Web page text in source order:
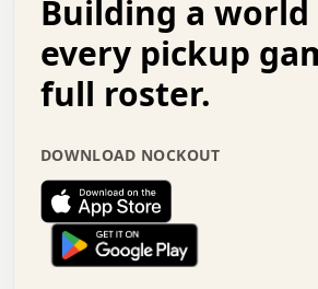
.   .   .   .   .   .   .   .
.   .   .   .   +   .   .   .
.   :   .   .   .   .   .   .   .
.   .   x   .   .   .   .   .
.   .   .   .   :   .   .   .   .
.   .   .   .   .   .   .   :   .
.   .   .   .   .   .   .   +
.   .   .   .   .   :   +   .
.   .   .   .   .   .   .   .
.   .   :   o   .   .   .   .
.   o   .   .   .   .   x   .
Building a
every pickup
full roster.
DOWNLOAD NOCKOUT